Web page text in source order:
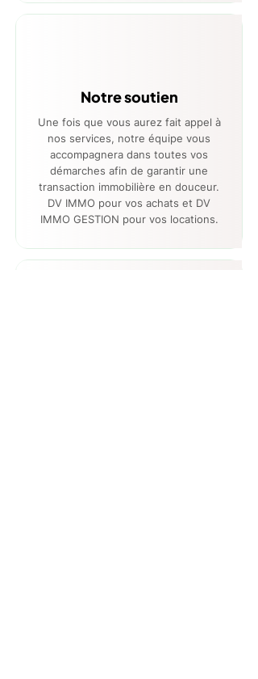
Notre soutien
Une fois que vous aurez fait appel à
nos services, notre équipe vous
accompagnera dans toutes vos
démarches afin de garantir une
transaction immobilière en douceur.
DV IMMO pour vos achats et DV
IMMO GESTION pour vos locations.